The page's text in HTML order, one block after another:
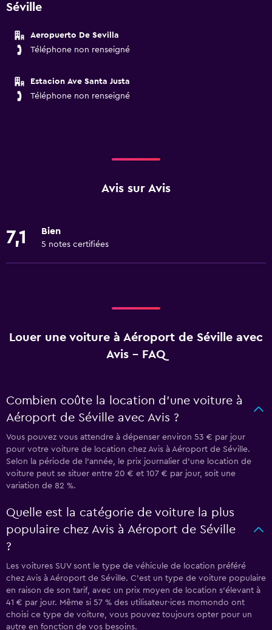
Séville
Aeropuerto De Sevilla
Téléphone non renseigné
Estacion Ave Santa Justa
Téléphone non renseigné
Avis sur Avis
7,1 Bien
5 notes certifiées
Louer une voiture à Aéroport de Séville avec
Avis - FAQ
Combien coûte la location d’une voiture à
Aéroport de Séville avec Avis ?
Vous pouvez vous attendre à dépenser environ 53 € par jour
pour votre voiture de location chez Avis à Aéroport de Séville.
Selon la période de l’année, le prix journalier d'une location de
voiture peut se situer entre 20 € et 107 € par jour, soit une
variation de 82 %.
Quelle est la catégorie de voiture la plus
populaire chez Avis à Aéroport de Séville
?
Les voitures SUV sont le type de véhicule de location préféré
chez Avis à Aéroport de Séville. C'est un type de voiture populaire
en raison de son tarif, avec un prix moyen de location s'élevant à
41 € par jour. Même si 57 % des utilisateur·ices momondo ont
choisi ce type de voiture, vous pouvez toujours opter pour un
autre en fonction de vos besoins.